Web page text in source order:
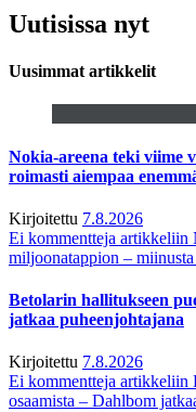
Uutisissa nyt
Uusimmat artikkelit
Nokia-areena teki viime
roimasti aiempaa
Kirjoitettu 7.8.2026
Ei kommentteja artikkeliin
miljoonatappion –
Betolarin hallitukseen
jatkaa puheenjohtajana
Kirjoitettu 7.8.2026
Ei kommentteja artikkeliin
osaamista – Dahlbom